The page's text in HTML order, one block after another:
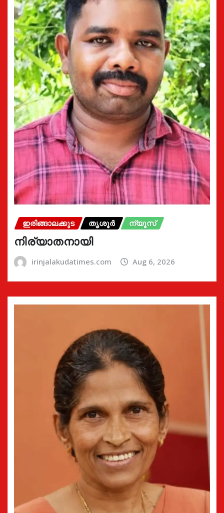
ഇരിങ്ങാലക്കുട തൃശൂർ ന്യൂസ്
നിര്യാതനായി
irinjalakudatimes.com Aug 6, 2026